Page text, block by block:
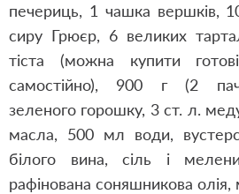
печериць, 1 чашка вершків,
сиру Грюєр, 6 великих
тіста (можна купити
самостійно), 900 г (2
зеленого горошку, 3 ст. л.
масла, 500 мл води,
білого вина, сіль і
рафінована соняшникова